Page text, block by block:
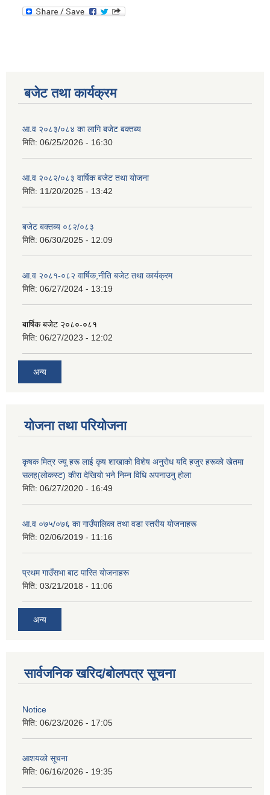
बजेट तथा कार्यक्रम
आ.व २०८३/०८४ का लागि बजेट बक्तब्य
मिति: 06/25/2026 - 16:30
आ.व २०८२/०८३ वार्षिक बजेट तथा योजना
मिति: 11/20/2025 - 13:42
बजेट बक्तब्य ०८२/०८३
मिति: 06/30/2025 - 12:09
आ.व २०८१-०८२ वार्षिक,नीति बजेट तथा कार्यक्रम
मिति: 06/27/2024 - 13:19
बार्षिक बजेट २०८०-०८१
मिति: 06/27/2023 - 12:02
अन्य
योजना तथा परियोजना
कृषक मित्र ज्यू हरू लाई कृष शाखाकाे विशेष अनुराेध यदि हजुर हरूकाे खेतमा
सलह(लाेकस्ट) कीरा देखियाे भने निम्न विधि अपनाउनु हाेला
मिति: 06/27/2020 - 16:49
आ‍.व ०७५/०७६ का गाउँपालिका तथा वडा स्तरीय याेजनाहरू
मिति: 02/06/2019 - 11:16
प्रथम गाउँसभा बाट पारित याेजनाहरू
मिति: 03/21/2018 - 11:06
अन्य
सार्वजनिक खरिद/बोलपत्र सूचना
Notice
मिति: 06/23/2026 - 17:05
आशयको सूचना
मिति: 06/16/2026 - 19:35